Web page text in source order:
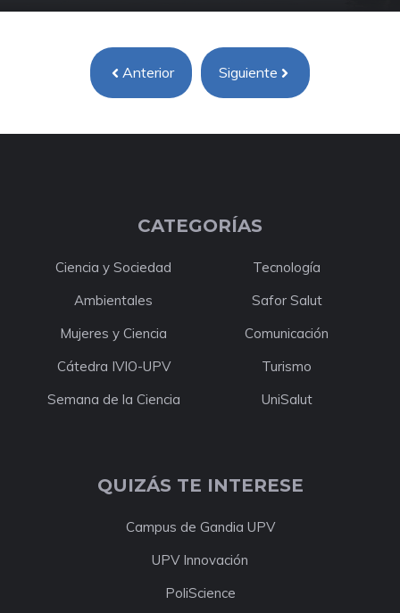
Anterior Siguiente
CATEGORÍAS
Ciencia y Sociedad
Tecnología
Ambientales
Safor Salut
Mujeres y Ciencia
Comunicación
Cátedra IVIO-UPV
Turismo
Semana de la Ciencia
UniSalut
QUIZÁS TE INTERESE
Campus de Gandia UPV
UPV Innovación
PoliScience